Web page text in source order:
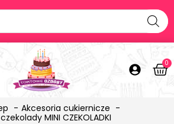
0
Akcesoria cukiernicze
MINI CZEKOLADKI